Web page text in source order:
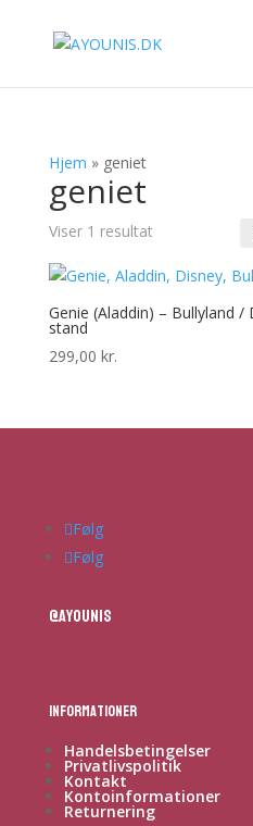
Hjem » geniet
geniet
Viser 1 resultat
Genie (Aladdin) – Bullyland
stand
299,00 kr.
Følg
Følg
@ayounis
Informationer
Handelsbetingelser
Privatlivspolitik
Kontakt
Kontoinformationer
Returnering